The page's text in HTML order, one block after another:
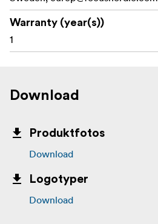
Warranty (year(s))
1
Download
Produktfotos
Download
Logotyper
Download